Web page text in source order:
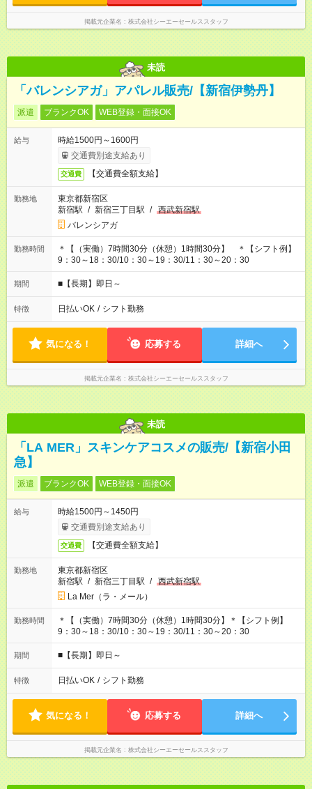
掲載元企業名 株式会社シーエーセールススタッフ
未読
「バレンシアガ」アパレル販売/【新宿伊勢丹】
派遣 ブランクOK WEB登録・面接OK
給与
時給1500円～1600円
交通費別途支給あり
交通費 【交通費全額支給】
勤務地
東京都新宿区
新宿駅 / 新宿三丁目駅 / 西武新宿駅
バレンシアガ
勤務時間
＊【（実働）7時間30分（休憩）1時間30分】 ＊【シフト例】
9：30～18：30/10：30～19：30/11：30～20：30
期間 ■【長期】即日～
特徴 日払いOK / シフト勤務
気になる！ 応募する 詳細へ
掲載元企業名 株式会社シーエーセールススタッフ
未読
「LA MER」スキンケアコスメの販売/【新宿小田
急】
派遣 ブランクOK WEB登録・面接OK
給与
時給1500円～1450円
交通費別途支給あり
交通費 【交通費全額支給】
勤務地
東京都新宿区
新宿駅 / 新宿三丁目駅 / 西武新宿駅
La Mer（ラ・メール）
勤務時間
＊【（実働）7時間30分（休憩）1時間30分】＊【シフト例】
9：30～18：30/10：30～19：30/11：30～20：30
期間 ■【長期】即日～
特徴 日払いOK / シフト勤務
気になる！ 応募する 詳細へ
掲載元企業名 株式会社シーエーセールススタッフ